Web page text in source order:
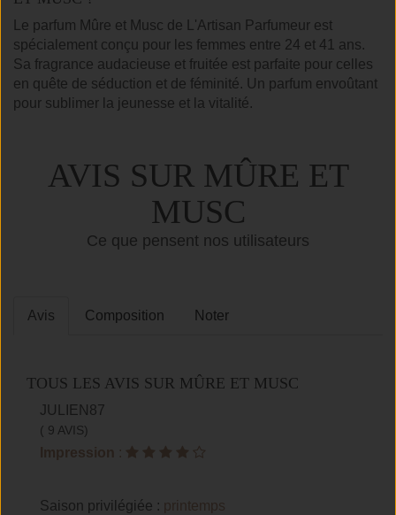
Le parfum Mûre et Musc de L'Artisan Parfumeur est
spécialement conçu pour les femmes entre 24 et 41 ans.
Sa fragrance audacieuse et fruitée est parfaite pour celles
en quête de séduction et de féminité. Un parfum envoûtant
pour sublimer la jeunesse et la vitalité.
AVIS SUR MÛRE ET
MUSC
Ce que pensent nos utilisateurs
Avis Composition Noter
TOUS LES AVIS SUR MÛRE ET MUSC
JULIEN87
( 9 AVIS)
Impression :
Saison privilégiée : printemps